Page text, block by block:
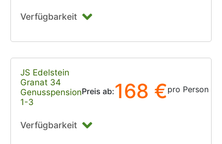
Verfügbarkeit
JS Edelstein
Granat 34
Genusspension
1-3
Preis ab:168 €pro Person
Verfügbarkeit